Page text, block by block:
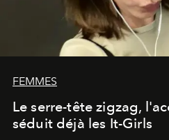
FEMMES
Le serre-tête zigzag,
séduit déjà les It-Girls